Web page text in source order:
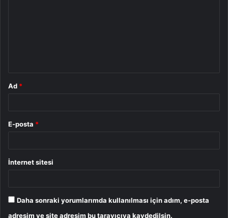
Ad *
E-posta *
İnternet sitesi
Daha sonraki yorumlarımda kullanılması için adım, e-posta
adresim ve site adresim bu tarayıcıya kaydedilsin.